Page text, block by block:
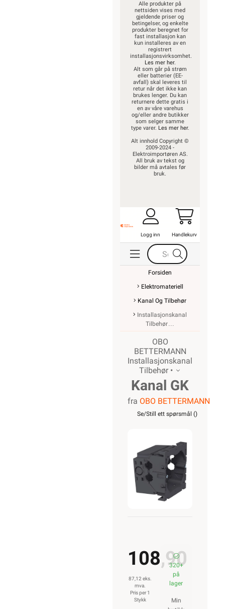
Alle produkter på
nettsiden vises med
gjeldende priser og
betingelser, og enkelte
produkter beregnet for
fast installasjon kan
kun installeres av en
registrert
installasjonsvirksomhet.
Les mer her.
Alt som går på strøm
eller batterier (EE-
avfall) skal leveres til
retur når det ikke kan
brukes lenger. Du kan
returnere dette gratis i
en av våre varehus
og/eller andre butikker
som selger samme
type varer. Les mer her.
Alt innhold Copyright ©
2009-2024 -
Elektroimportøren AS.
All bruk av tekst og
bilder må avtales før
bruk.
Logg inn Handlekurv
Forsiden
Elektromateriell
Kanal Og Tilbehør
Installasjonskanal
Tilbehør
OBO
BETTERMANN
Installasjonskanal
Tilbehør •
Kanal GK
Adapter
u/ramme
Enkel
Stikkontakt
OBO
fra OBO BETTERMANN
Se/Still ett spørsmål ()
108,90
87,12 eks.
mva.
Pris per 1
Stykk
320+
på
lager
Min